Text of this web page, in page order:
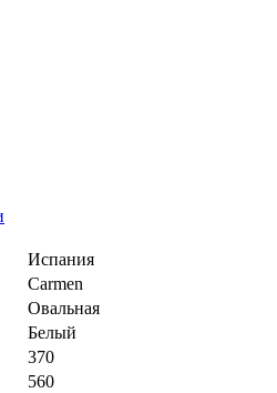
Испания
Carmen
Овальная
Белый
370
560